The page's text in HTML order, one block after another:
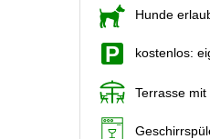
Hunde
kostenlos:
Terrasse